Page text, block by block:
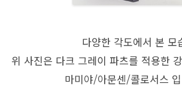
다양한 각도에서 본 모
위 사진은 다크 그레이 파츠를 적용한
마미야/아문센/콜로서스